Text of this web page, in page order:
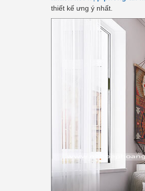
thiết kế ưng ý nhất.